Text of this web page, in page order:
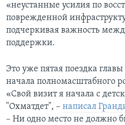
«неустанные усилия по
поврежденной
подчеркивая важность
поддержки.
Это уже пятая поездка
начала полномасштабного
«Свой визит я начала с
"Охматдет", – написал
– Ни одно место не должно